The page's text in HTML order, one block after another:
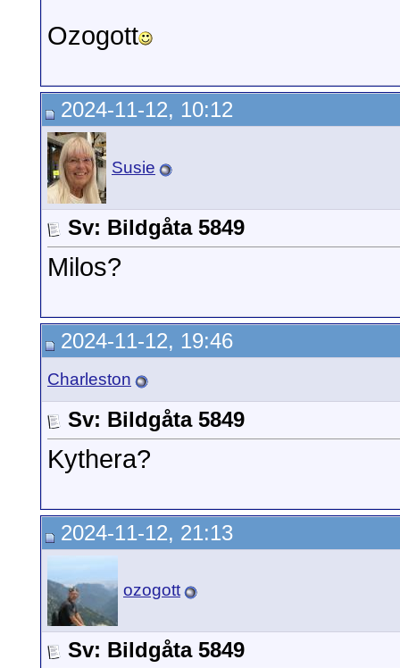
Ozogott
2024-11-12, 10:12
Susie
Sv: Bildgåta 5849
Milos?
2024-11-12, 19:46
Charleston
Sv: Bildgåta 5849
Kythera?
2024-11-12, 21:13
ozogott
Sv: Bildgåta 5849